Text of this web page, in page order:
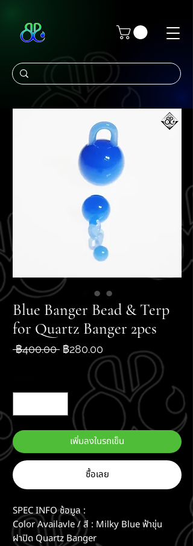
Blue Banger Bead & Terp
for Quartz Banger 2pcs
฿400.00 ราคา
฿280.00
ขาย
ลด
เพิ่มลงในรถเข็น
ซื้อเลย
SPEC INFO ช้อมูล :
Color Availavle / สี : Milky Blue ฟ้าขุ่น
ฝาปิด Quartz Banger